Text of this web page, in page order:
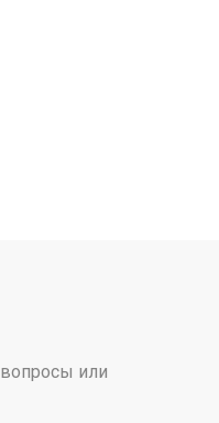
или